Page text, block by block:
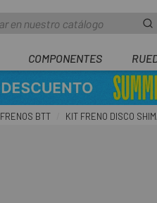
COMPONENTES
FRENOS BTT KIT FRENO DISCO